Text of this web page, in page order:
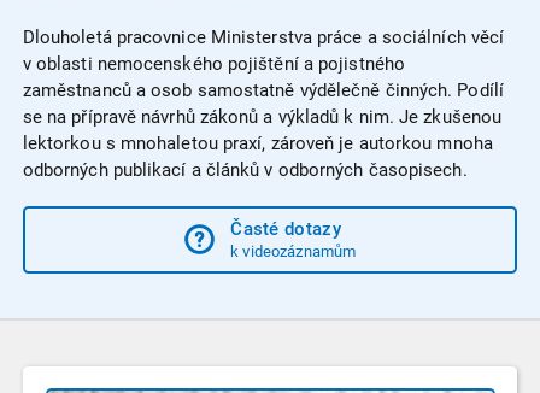
Dlouholetá pracovnice Ministerstva práce a sociálních věcí
v oblasti nemocenského pojištění a pojistného
zaměstnanců a osob samostatně výdělečně činných. Podílí
se na přípravě návrhů zákonů a výkladů k nim. Je zkušenou
lektorkou s mnohaletou praxí, zároveň je autorkou mnoha
odborných publikací a článků v odborných časopisech.
Časté dotazy
k videozáznamům